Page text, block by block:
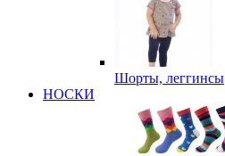
Шорты, леггинсы
НОСКИ